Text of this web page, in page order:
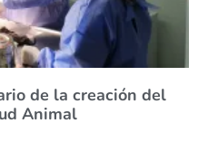
de la creación del
Animal